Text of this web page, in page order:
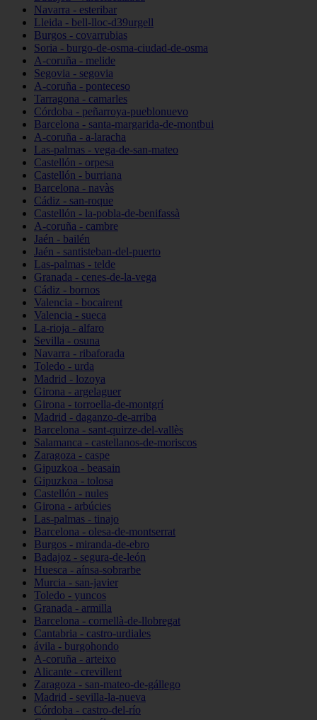
Navarra - esteribar
Lleida - bell-lloc-d39urgell
Burgos - covarrubias
Soria - burgo-de-osma-ciudad-de-osma
A-coruña - melide
Segovia - segovia
A-coruña - ponteceso
Tarragona - camarles
Córdoba - peñarroya-pueblonuevo
Barcelona - santa-margarida-de-montbui
A-coruña - a-laracha
Las-palmas - vega-de-san-mateo
Castellón - orpesa
Castellón - burriana
Barcelona - navàs
Cádiz - san-roque
Castellón - la-pobla-de-benifassà
A-coruña - cambre
Jaén - bailén
Jaén - santisteban-del-puerto
Las-palmas - telde
Granada - cenes-de-la-vega
Cádiz - bornos
Valencia - bocairent
Valencia - sueca
La-rioja - alfaro
Sevilla - osuna
Navarra - ribaforada
Toledo - urda
Madrid - lozoya
Girona - argelaguer
Girona - torroella-de-montgrí
Madrid - daganzo-de-arriba
Barcelona - sant-quirze-del-vallès
Salamanca - castellanos-de-moriscos
Zaragoza - caspe
Gipuzkoa - beasain
Gipuzkoa - tolosa
Castellón - nules
Girona - arbúcies
Las-palmas - tinajo
Barcelona - olesa-de-montserrat
Burgos - miranda-de-ebro
Badajoz - segura-de-león
Huesca - aínsa-sobrarbe
Murcia - san-javier
Toledo - yuncos
Granada - armilla
Barcelona - cornellà-de-llobregat
Cantabria - castro-urdiales
ávila - burgohondo
A-coruña - arteixo
Alicante - crevillent
Zaragoza - san-mateo-de-gállego
Madrid - sevilla-la-nueva
Córdoba - castro-del-río